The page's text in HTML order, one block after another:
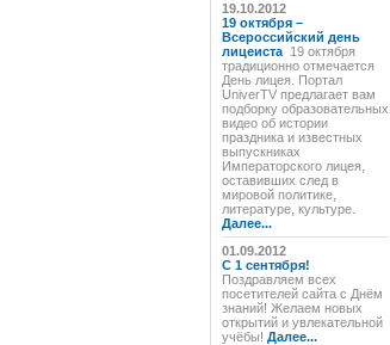
19.10.2012
19 октября –
Всероссийский день
лицеиста 19 октября
традиционно отмечается
День лицея. Портал
UniverTV предлагает вам
подборку образовательных
видео об истории
праздника и известных
выпускниках
Императорского лицея,
оставивших след в
мировой политике,
литературе, культуре.
Далее...
01.09.2012
C 1 сентября!
Поздравляем всех
посетителей сайта с Днём
знаний! Желаем новых
открытий и увлекательной
учёбы! Далее...